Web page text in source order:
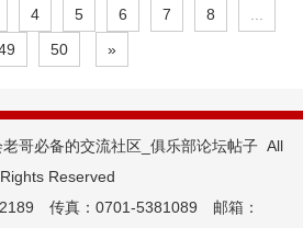
4 5 6 7 8
50 »
备的交流社区_俱乐部论坛帖子  All
Rights Reserved
传真：0701-5381089 邮箱：